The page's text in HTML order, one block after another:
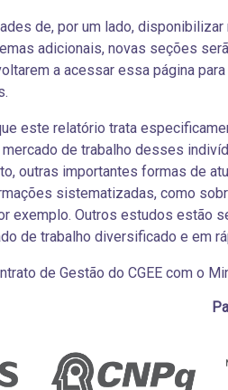
de, por um lado,
adicionais, novas seções
a acessar essa página
este relatório trata
de trabalho desses
outras importantes formas de
sistematizadas, como
exemplo. Outros estudos estão
de trabalho diversificado e em
de Gestão do CGEE com o